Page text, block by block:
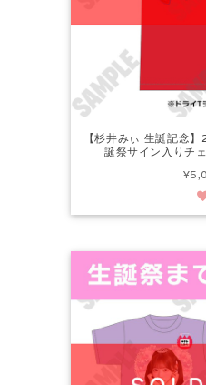
【杉井みぃ 生誕記念
誕祭サイン入りチ